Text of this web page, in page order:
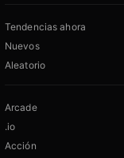
Tendencias ahora
Nuevos
Aleatorio
Arcade
.io
Acción